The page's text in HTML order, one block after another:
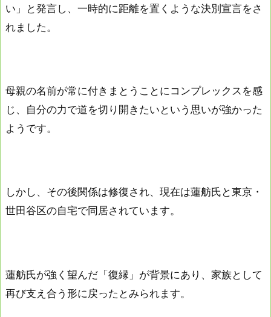
い」と発言し、一時的に距離を置くような決別宣言をさ
れました。
母親の名前が常に付きまとうことにコンプレックスを感
じ、自分の力で道を切り開きたいという思いが強かった
ようです。
しかし、その後関係は修復され、現在は蓮舫氏と東京・
世田谷区の自宅で同居されています。
蓮舫氏が強く望んだ「復縁」が背景にあり、家族として
再び支え合う形に戻ったとみられます。